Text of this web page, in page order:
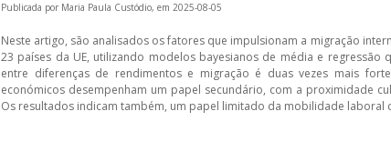
Publicada por Maria Paula Custódio, em 2025-08-05
Neste artigo, são analisados os fatores que impulsionam a migração
23 países da UE, utilizando modelos bayesianos de média e regressão
entre diferenças de rendimentos e migração é duas vezes mais
económicos desempenham um papel secundário, com a proximidade
Os resultados indicam também, um papel limitado da mobilidade laboral